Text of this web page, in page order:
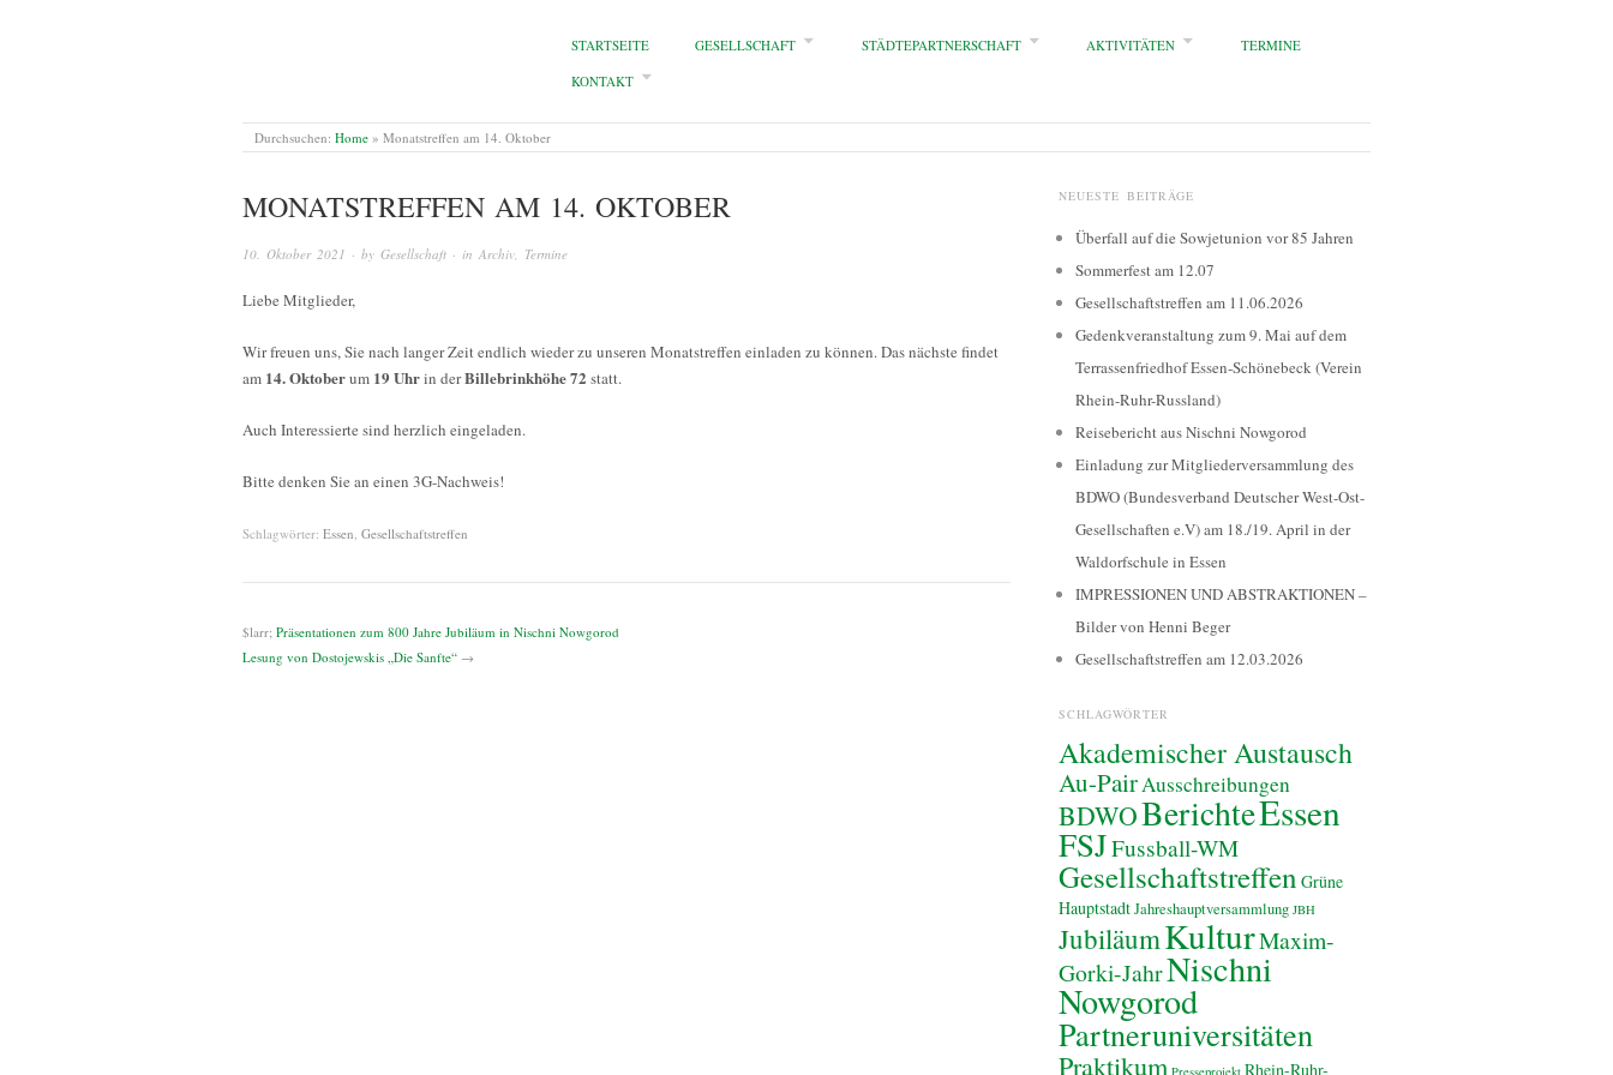
STARTSEITE GESELLSCHAFT STÄDTEPARTNERSCHAFT AKTIVITÄTEN
TERMINE
KONTAKT
Durchsuchen: Home » Monatstreffen am 14. Oktober
MONATSTREFFEN AM 14. OKTOBER
10. Oktober 2021 · by Gesellschaft · in Archiv, Termine
Liebe Mitglieder,
Wir freuen uns, Sie nach langer Zeit endlich wieder zu unseren Monatstreffen einladen zu können. Das nächste findet
am 14. Oktoberum 19 Uhrin derBillebrinkhöhe 72 statt.
Auch Interessierte sind herzlich eingeladen.
Bitte denken Sie an einen 3G-Nachweis!
Schlagwörter: Essen Gesellschaftstreffen
$larr; Präsentationen zum 800 Jahre Jubiläum in Nischni Nowgorod
Lesung von Dostojewskis „Die Sanfte“ →
NEUESTE BEITRÄGE
Überfall auf die Sowjetunion vor 85 Jahren
Sommerfest am 12.07
Gesellschaftstreffen am 11.06.2026
Gedenkveranstaltung zum 9. Mai auf dem
Terrassenfriedhof Essen-Schönebeck (Verein
Rhein-Ruhr-Russland)
Reisebericht aus Nischni Nowgorod
Einladung zur Mitgliederversammlung des
BDWO (Bundesverband Deutscher West-Ost-
Gesellschaften e.V) am 18./19. April in der
Waldorfschule in Essen
IMPRESSIONEN UND ABSTRAKTIONEN –
Bilder von Henni Beger
Gesellschaftstreffen am 12.03.2026
SCHLAGWÖRTER
Akademischer Austausch
Au-PairAusschreibungen
BDWOBerichteEssen
FSJFussball-WM
Gesellschaftstreffen Grüne
HauptstadtJahreshauptversammlung JBH
JubiläumKulturMaxim-
Gorki-JahrNischni
Nowgorod
Partneruniversitäten
Praktikum Presseprojekt Rhein-Ruhr-